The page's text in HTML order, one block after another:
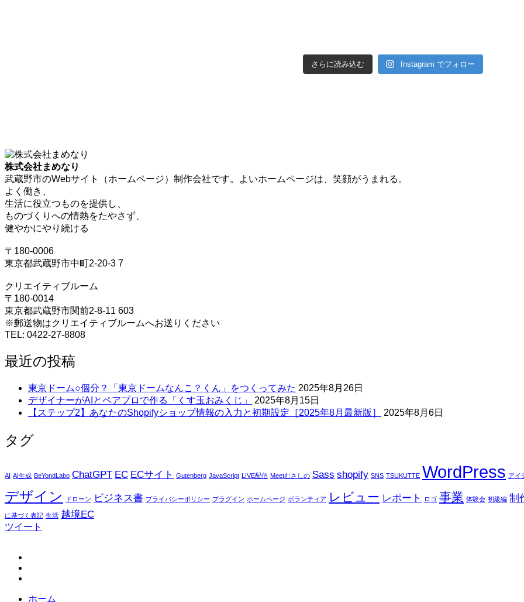
さらに読み込む Instagram でフォロー
株式会社まめなり
武蔵野市のWebサイト（ホームページ）制作会社です。よいホームページは、笑顔がうまれる。
よく働き、
生活に役立つものを提供し、
ものづくりへの情熱をたやさず、
健やかにやり続ける
〒180-0006
東京都武蔵野市中町2-20-3 7
クリエイティブルーム
〒180-0014
東京都武蔵野市関前2-8-11 603
※郵送物はクリエイティブルームへお送りください
TEL: 0422-27-8808
最近の投稿
東京ドーム○個分？「東京ドームなんこ？くん」をつくってみた 2025年8月26日
デザイナーがAIとペアプロで作る「くす玉おみくじ」
2025年8月15日
【ステップ2】あなたのShopifyショップ情報の入力と初期設定［2025年8月最新版］
2025年8月6日
タグ
AI AI生成 BeYondLabo ChatGPT EC ECサイト Gutenberg JavaScript LIVE配信 Meetむさしの Sass shopify SNS TSUKUTTE WordPress アイ
デザイン ドローン ビジネス書 プライバシーポリシー プラグイン ホームページ ボランティア レビュー レポート ロゴ 事業 体験会 初級編 制
に基づく表記 生活 越境EC
ツイート
ホーム